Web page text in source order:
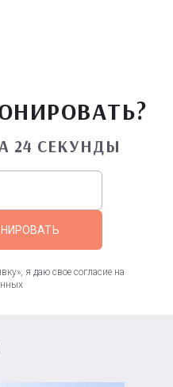
24 СЕКУНДЫ
я даю свое согласие на